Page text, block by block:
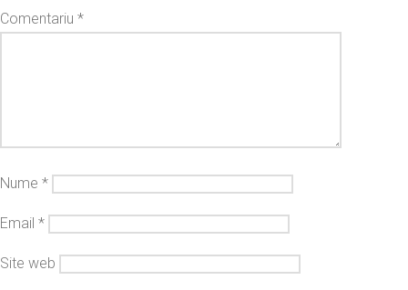
Comentariu *
Nume *
Email *
Site web